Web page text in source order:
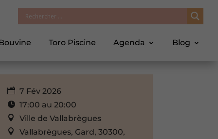
Toro Piscine Agenda Blog
7 Fév 2026
17:00 au 20:00
Ville de Vallabrègues
Vallabrègues, Gard, 30300,